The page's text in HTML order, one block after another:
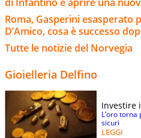
Roma, Gasperini esasperato
D’Amico, cosa è successo
Tutte le notizie del Norvegia
Gioielleria Delfino
Investire
L’oro
sicuri
LEGGI